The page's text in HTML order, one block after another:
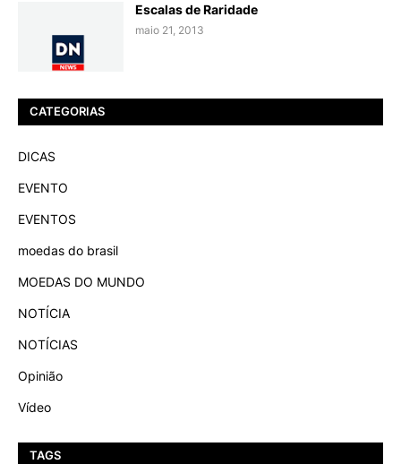
Escalas de Raridade
maio 21, 2013
CATEGORIAS
DICAS
EVENTO
EVENTOS
moedas do brasil
MOEDAS DO MUNDO
NOTÍCIA
NOTÍCIAS
Opinião
Vídeo
TAGS